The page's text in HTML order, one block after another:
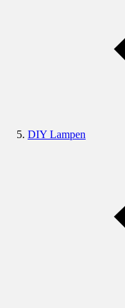
DIY Lampen